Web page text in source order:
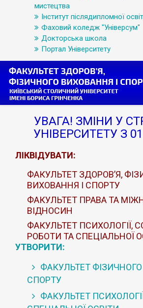
мистецтва
Інститут післядипломної
Фаховий коледж "Універсум"
Докторська школа
Портал Університету
УВАГА! ЗМІНИ У
УНІВЕРСИТЕТУ З
ЛІКВІДУВАТИ:
ФАКУЛЬТЕТ ЗДОРОВ’Я,
ВИХОВАННЯ І СПОРТУ
ФАКУЛЬТЕТ ПРАВА ТА
ВІДНОСИН
ФАКУЛЬТЕТ ПСИХОЛОГІЇ,
РОБОТИ ТА СПЕЦІАЛЬНОЇ
УТВОРИТИ:
ФАКУЛЬТЕТ
СПОРТУ
ФАКУЛЬТЕТ